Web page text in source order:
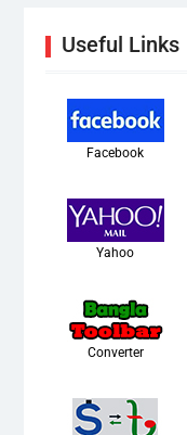
Useful Links
Facebook
Yahoo
Converter